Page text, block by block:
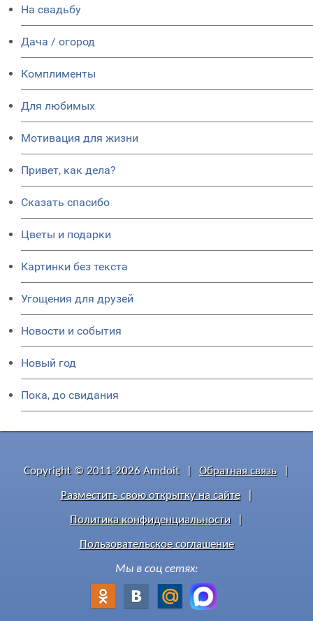
На свадьбу
Дача / огород
Комплименты
Для любимых
Мотивация для жизни
Привет, как дела?
Сказать спасибо
Цветы и подарки
Картинки без текста
Угощения для друзей
Новости и события
Новый год
Пока, до свидания
Copyright © 2011-2026 Amdoit Обратная связь
Разместить свою открытку на сайте
Политика конфиденциальности
Пользовательское соглашение
Мы в соц сетях: